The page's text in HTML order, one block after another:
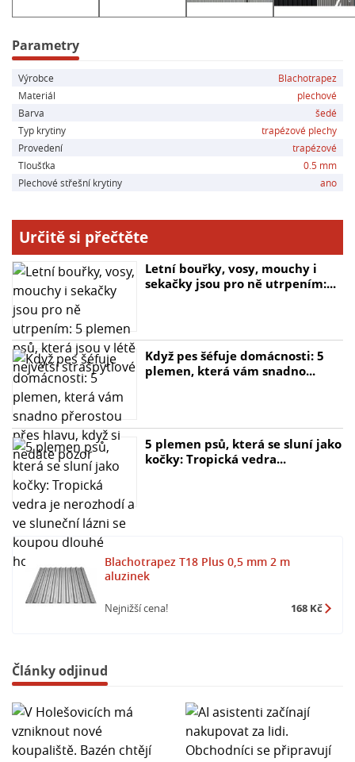
- Katodová ochrana řezných ran
- Nižší hmotnost (o 3 %) proti pozinkované oceli
- Vyšší odolnost proti korozi i v extrémních podmínkách
**Hlavní parametry:**
- Sklon střechy od 5°
- Výška profilu: 16,5 mm
- Celková šířka: 1173 mm
- Efektivní šířka: 1127 mm
Doporučujeme zajistit dostatečný počet osob pro
přenášení plechů, aby nedocházelo k jejich poškození.
Při skladování plechů je důležité dodržovat ochranná
opatření, jako je odstranění ochranné fólie a udržování
sucha a stabilní teploty. Pečlivé skladování plechů
minimalizuje riziko jejich poškození a zajišťuje dlouhou
životnost a estetický vzhled vaší střechy či fasády.
Parametry
Výrobce
Blachotrapez
Materiál
plechové
Barva
šedé
Typ krytiny
trapézové plechy
Provedení
trapézové
Tloušťka
0.5 mm
Plechové střešní krytiny
ano
Určitě si přečtěte
Letní bouřky, vosy, mouchy i
sekačky jsou pro ně utrpením:...
Když pes šéfuje domácnosti: 5
plemen, která vám snadno...
5 plemen psů, která se sluní jako
kočky: Tropická vedra...
Blachotrapez T18 Plus 0,5 mm 2 m
aluzinek
Nejnižší cena! 168 Kč
Články odjinud